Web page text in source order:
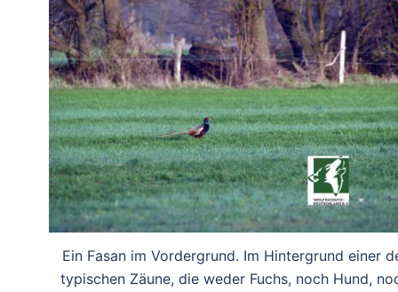
Ein Fasan im Vordergrund. Im Hintergrund einer
typischen Zäune, die weder Fuchs, noch Hund,